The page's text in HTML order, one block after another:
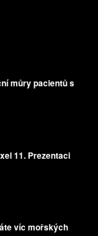
můry pacientů s
11. Prezentaci
víc mořských